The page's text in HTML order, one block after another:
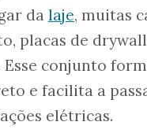
da laje, muitas
placas de
conjunto
e facilita a
elétricas.